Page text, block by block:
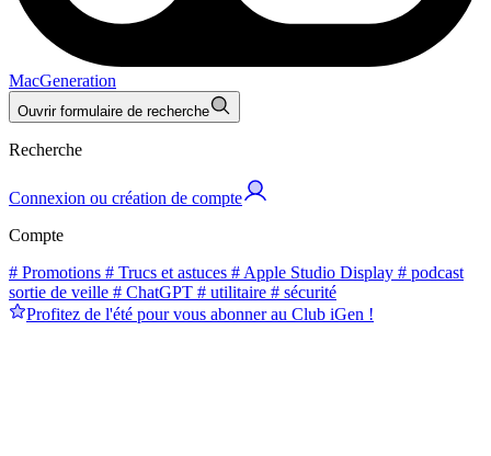
MacGeneration
Ouvrir formulaire de recherche
Recherche
Connexion ou création de compte
Compte
# Promotions # Trucs et astuces # Apple Studio Display # podcast
sortie de veille # ChatGPT # utilitaire # sécurité
Profitez de l'été pour vous abonner au Club iGen !